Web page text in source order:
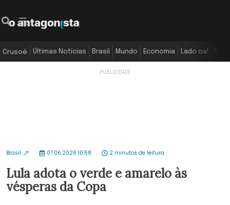
Crusoé Últimas Notícias Brasil Mundo Economia Lado oa!
Brasil 07.06.2026 10:58 2 minutos de leitura
Lula adota o verde e amarelo às
vésperas da Copa